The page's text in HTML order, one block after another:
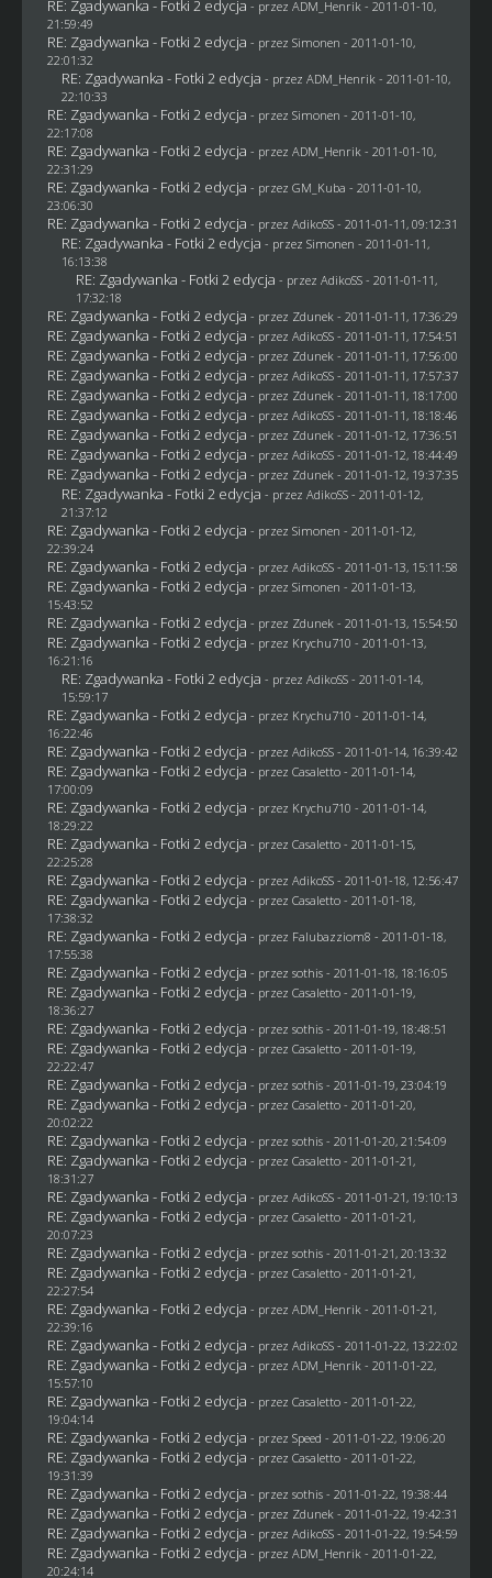
RE: Zgadywanka - Fotki 2 edycja - przez ADM_Henrik - 2011-01-10,
21:59:49
RE: Zgadywanka - Fotki 2 edycja - przez Simonen - 2011-01-10,
22:01:32
RE: Zgadywanka - Fotki 2 edycja - przez ADM_Henrik - 2011-01-10,
22:10:33
RE: Zgadywanka - Fotki 2 edycja - przez Simonen - 2011-01-10,
22:17:08
RE: Zgadywanka - Fotki 2 edycja - przez ADM_Henrik - 2011-01-10,
22:31:29
RE: Zgadywanka - Fotki 2 edycja - przez GM_Kuba - 2011-01-10,
23:06:30
RE: Zgadywanka - Fotki 2 edycja - przez AdikoSS - 2011-01-11, 09:12:31
RE: Zgadywanka - Fotki 2 edycja - przez Simonen - 2011-01-11,
16:13:38
RE: Zgadywanka - Fotki 2 edycja - przez AdikoSS - 2011-01-11,
17:32:18
RE: Zgadywanka - Fotki 2 edycja - przez Zdunek - 2011-01-11, 17:36:29
RE: Zgadywanka - Fotki 2 edycja - przez AdikoSS - 2011-01-11, 17:54:51
RE: Zgadywanka - Fotki 2 edycja - przez Zdunek - 2011-01-11, 17:56:00
RE: Zgadywanka - Fotki 2 edycja - przez AdikoSS - 2011-01-11, 17:57:37
RE: Zgadywanka - Fotki 2 edycja - przez Zdunek - 2011-01-11, 18:17:00
RE: Zgadywanka - Fotki 2 edycja - przez AdikoSS - 2011-01-11, 18:18:46
RE: Zgadywanka - Fotki 2 edycja - przez Zdunek - 2011-01-12, 17:36:51
RE: Zgadywanka - Fotki 2 edycja - przez AdikoSS - 2011-01-12, 18:44:49
RE: Zgadywanka - Fotki 2 edycja - przez Zdunek - 2011-01-12, 19:37:35
RE: Zgadywanka - Fotki 2 edycja - przez AdikoSS - 2011-01-12,
21:37:12
RE: Zgadywanka - Fotki 2 edycja - przez Simonen - 2011-01-12,
22:39:24
RE: Zgadywanka - Fotki 2 edycja - przez AdikoSS - 2011-01-13, 15:11:58
RE: Zgadywanka - Fotki 2 edycja - przez Simonen - 2011-01-13,
15:43:52
RE: Zgadywanka - Fotki 2 edycja - przez Zdunek - 2011-01-13, 15:54:50
RE: Zgadywanka - Fotki 2 edycja - przez Krychu710 - 2011-01-13,
16:21:16
RE: Zgadywanka - Fotki 2 edycja - przez AdikoSS - 2011-01-14,
15:59:17
RE: Zgadywanka - Fotki 2 edycja - przez Krychu710 - 2011-01-14,
16:22:46
RE: Zgadywanka - Fotki 2 edycja - przez AdikoSS - 2011-01-14, 16:39:42
RE: Zgadywanka - Fotki 2 edycja - przez Casaletto- 2011-01-14,
17:00:09
RE: Zgadywanka - Fotki 2 edycja - przez Krychu710 - 2011-01-14,
18:29:22
RE: Zgadywanka - Fotki 2 edycja - przez Casaletto- 2011-01-15,
22:25:28
RE: Zgadywanka - Fotki 2 edycja - przez AdikoSS - 2011-01-18, 12:56:47
RE: Zgadywanka - Fotki 2 edycja - przez Casaletto- 2011-01-18,
17:38:32
RE: Zgadywanka - Fotki 2 edycja - przez Falubazziom8 - 2011-01-18,
17:55:38
RE: Zgadywanka - Fotki 2 edycja - przez sothis- 2011-01-18, 18:16:05
RE: Zgadywanka - Fotki 2 edycja - przez Casaletto- 2011-01-19,
18:36:27
RE: Zgadywanka - Fotki 2 edycja - przez sothis- 2011-01-19, 18:48:51
RE: Zgadywanka - Fotki 2 edycja - przez Casaletto- 2011-01-19,
22:22:47
RE: Zgadywanka - Fotki 2 edycja - przez sothis- 2011-01-19, 23:04:19
RE: Zgadywanka - Fotki 2 edycja - przez Casaletto- 2011-01-20,
20:02:22
RE: Zgadywanka - Fotki 2 edycja - przez sothis- 2011-01-20, 21:54:09
RE: Zgadywanka - Fotki 2 edycja - przez Casaletto- 2011-01-21,
18:31:27
RE: Zgadywanka - Fotki 2 edycja - przez AdikoSS - 2011-01-21, 19:10:13
RE: Zgadywanka - Fotki 2 edycja - przez Casaletto- 2011-01-21,
20:07:23
RE: Zgadywanka - Fotki 2 edycja - przez sothis- 2011-01-21, 20:13:32
RE: Zgadywanka - Fotki 2 edycja - przez Casaletto- 2011-01-21,
22:27:54
RE: Zgadywanka - Fotki 2 edycja - przez ADM_Henrik - 2011-01-21,
22:39:16
RE: Zgadywanka - Fotki 2 edycja - przez AdikoSS - 2011-01-22, 13:22:02
RE: Zgadywanka - Fotki 2 edycja - przez ADM_Henrik - 2011-01-22,
15:57:10
RE: Zgadywanka - Fotki 2 edycja - przez Casaletto- 2011-01-22,
19:04:14
RE: Zgadywanka - Fotki 2 edycja - przez Speed - 2011-01-22, 19:06:20
RE: Zgadywanka - Fotki 2 edycja - przez Casaletto- 2011-01-22,
19:31:39
RE: Zgadywanka - Fotki 2 edycja - przez sothis- 2011-01-22, 19:38:44
RE: Zgadywanka - Fotki 2 edycja - przez Zdunek - 2011-01-22, 19:42:31
RE: Zgadywanka - Fotki 2 edycja - przez AdikoSS - 2011-01-22, 19:54:59
RE: Zgadywanka - Fotki 2 edycja - przez ADM_Henrik - 2011-01-22,
20:24:14